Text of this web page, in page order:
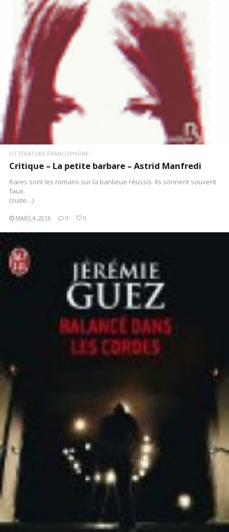
LIRE LA SUITE
LITTÉRATURE FRANCOPHONE
Critique – La petite barbare – Astrid Manfredi
Rares sont les romans sur la banlieue réussis. Ils sonnent souvent
faux.
(suite…)
MARS 4, 2016 0 0
LIRE LA SUITE